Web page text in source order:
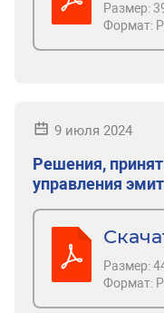
Размер:
Формат:
9 июля 2024
Решения,
управления
Размер:
Формат: